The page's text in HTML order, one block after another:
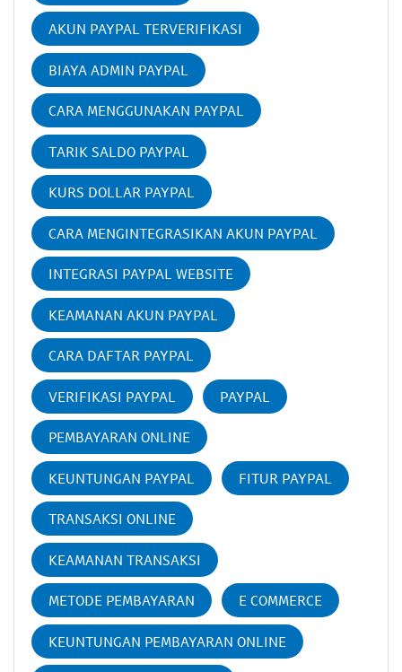
AKUN PAYPAL TERVERIFIKASI
BIAYA ADMIN PAYPAL
CARA MENGGUNAKAN PAYPAL
TARIK SALDO PAYPAL
KURS DOLLAR PAYPAL
CARA MENGINTEGRASIKAN AKUN PAYPAL
INTEGRASI PAYPAL WEBSITE
KEAMANAN AKUN PAYPAL
CARA DAFTAR PAYPAL
VERIFIKASI PAYPAL PAYPAL
PEMBAYARAN ONLINE
KEUNTUNGAN PAYPAL FITUR PAYPAL
TRANSAKSI ONLINE
KEAMANAN TRANSAKSI
METODE PEMBAYARAN E COMMERCE
KEUNTUNGAN PEMBAYARAN ONLINE